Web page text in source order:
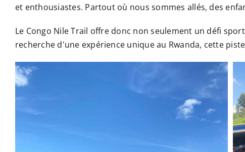
et enthousiastes. Partout où nous sommes allés, des
Le Congo Nile Trail offre donc non seulement un défi
recherche d'une expérience unique au Rwanda, cette